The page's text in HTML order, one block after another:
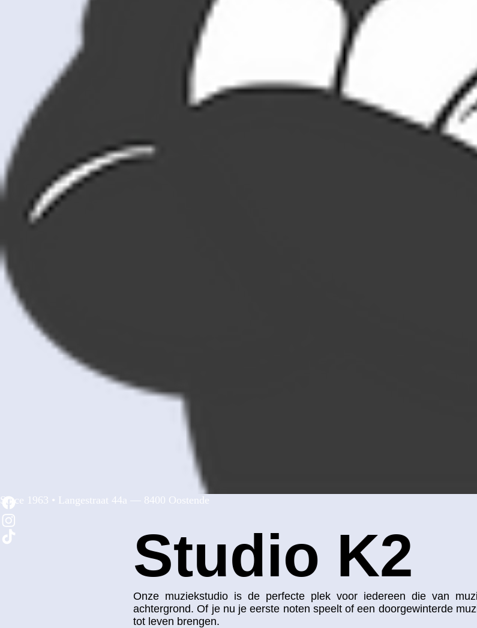
Since 1963 • Langestraat 44a — 8400 Oostende
Studio K2
Onze muziekstudio is de perfecte plek voor iedereen die van
achtergrond. Of je nu je eerste noten speelt of een doorgewinterde
tot leven brengen.